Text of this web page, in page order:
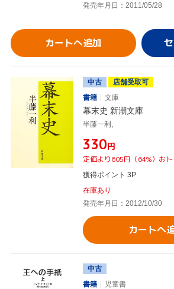
発売年月日：2011/05/28
カートへ追加
中古
店舗受取可
書籍
文庫
幕末史 新潮文庫
半藤一利,
¥330円
定価より605円（64%）おト
獲得ポイント 3P
在庫あり
発売年月日：2012/10/30
カートへ
中古
書籍
児童書